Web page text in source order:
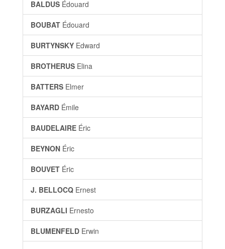
BALDUS Édouard
BOUBAT Édouard
BURTYNSKY Edward
BROTHERUS Elina
BATTERS Elmer
BAYARD Émile
BAUDELAIRE Éric
BEYNON Éric
BOUVET Éric
J. BELLOCQ Ernest
BURZAGLI Ernesto
BLUMENFELD Erwin